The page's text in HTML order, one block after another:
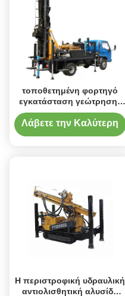
τοποθετημένη φορτηγό
εγκατάσταση γεώτρησης
διατρήσεων φρεατίων
νερού
Λάβετε την Καλύτερη
Η περιστροφική υδραυλική
αντιολισθητική αλυσίδα